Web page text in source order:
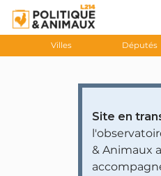
Villes Députés
Site en
& Animaux a